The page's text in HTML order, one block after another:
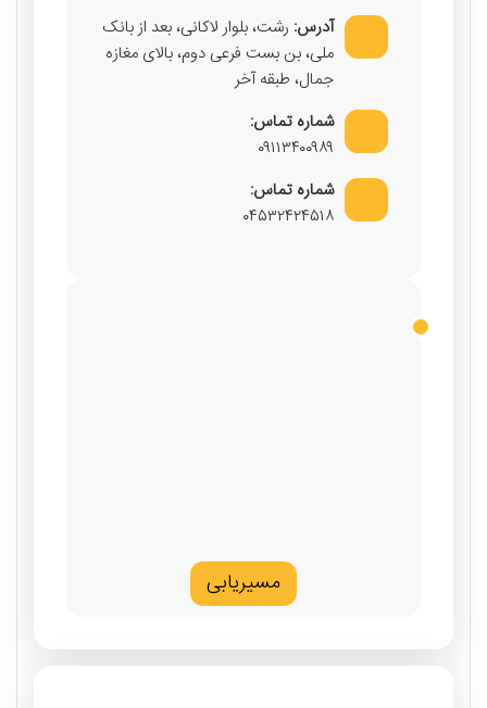
آدرس: رشت، بلوار لاکانی، بعد از بانک
ملی، بن بست فرعی دوم، بالای مغازه
جمال، طبقه آخر
شماره تماس:
۰۹۱۱۳۴۰۰۹۸۹
شماره تماس:
۰۴۵۳۲۴۲۴۵۱۸
مسیریابی